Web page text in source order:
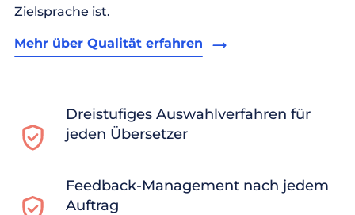
Zielsprache ist.
Mehr über Qualität erfahren
Dreistufiges Auswahlverfahren für
jeden Übersetzer
Feedback-Management nach jedem
Auftrag